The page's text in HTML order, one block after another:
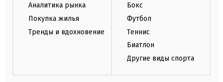
Аналитика рынка
Покупка жилья
Тренды и вдохновение
Бокс
Футбол
Теннис
Биатлон
Другие виды спорта